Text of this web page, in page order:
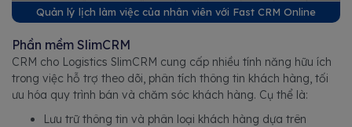
Quản lý lịch làm việc của nhân viên với Fast CRM Online
Phần mềm SlimCRM
CRM cho Logistics SlimCRM cung cấp nhiều tính năng hữu ích
trong việc hỗ trợ theo dõi, phân tích thông tin khách hàng, tối
ưu hóa quy trình bán và chăm sóc khách hàng. Cụ thể là:
Lưu trữ thông tin và phân loại khách hàng dựa trên